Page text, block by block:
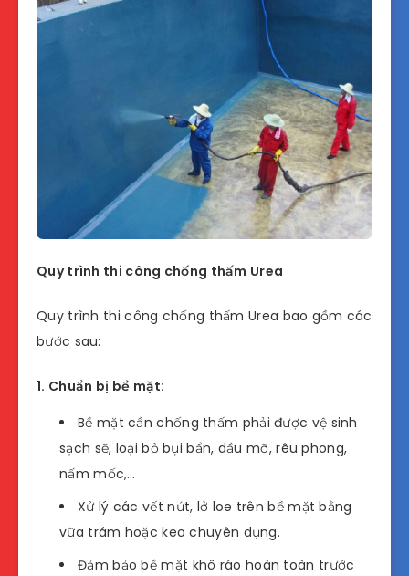
Quy trình thi công chống thấm Urea
Quy trình thi công chống thấm Urea bao gồm các
bước sau:
1. Chuẩn bị bề mặt:
Bề mặt cần chống thấm phải được vệ sinh
sạch sẽ, loại bỏ bụi bẩn, dầu mỡ, rêu phong,
nấm mốc,…
Xử lý các vết nứt, lở loe trên bề mặt bằng
vữa trám hoặc keo chuyên dụng.
Đảm bảo bề mặt khô ráo hoàn toàn trước